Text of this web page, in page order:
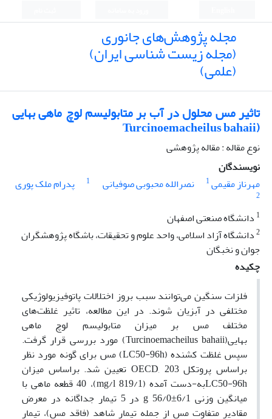
مجله پژوهش‌های جانوری
(مجله زیست شناسی ایران)
(علمی)
تاثیر مس محلول در آب بر متابولیسم لوچ ماهی بهایی
(Turcinoemacheilus bahaii
نوع مقاله : مقاله پژوهشی
نویسندگان
مهرناز مقیمی1 نصرالله محبوبی صوفیانی 1 پدرام ملک پوری
2
1 دانشگاه صنعتی اصفهان
2دانشگاه آزاد اسلامی، واحد علوم و تحقیقات، باشگاه پژوهشگران
جوان و نخبگان
چکیده
فلزات سنگین می‌توانند سبب بروز اختلالات پاتوفیزیولوژیکی
مختلفی در آبزیان شوند. در این مطالعه، تاثیر غلظت‌های
مختلف مس بر میزان متابولیسم لوچ ماهی
بهایی(Turcinoemacheilus bahaii) مورد بررسی قرار گرفت.
سپس غلظت کشنده (LC50-96h) مس برای گونه مورد نظر
براساس پروتکل OECD, 203 تعیین شد. براساس میزان
LC50-96hبه-دست آمده (mg/l 819/1)، 40 قطعه ماهی با
میانگین وزنی g 56/0±6/1 در 5 تیمار جداگانه در معرض
مقادیر متفاوت مس از جمله تیمار شاهد (فاقد مس)، تیمار